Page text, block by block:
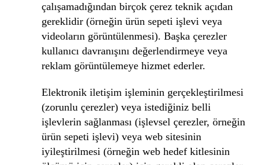
çalışamadığından birçok çerez teknik açıdan
gereklidir (örneğin ürün sepeti işlevi veya
videoların görüntülenmesi). Başka çerezler
kullanıcı davranışını değerlendirmeye veya
reklam görüntülemeye hizmet ederler.
Elektronik iletişim işleminin gerçekleştirilmesi
(zorunlu çerezler) veya istediğiniz belli
işlevlerin sağlanması (işlevsel çerezler, örneğin
ürün sepeti işlevi) veya web sitesinin
iyileştirilmesi (örneğin web hedef kitlesinin